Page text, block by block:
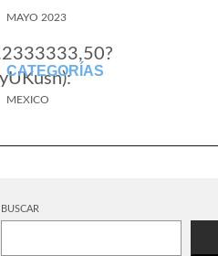
MAYO 2023
CATEGORÍAS
MEXICO
BUSCAR